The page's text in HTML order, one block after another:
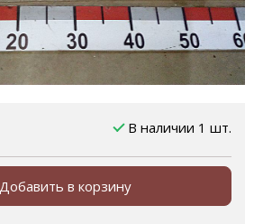
В наличии 1 шт.
Добавить в корзину